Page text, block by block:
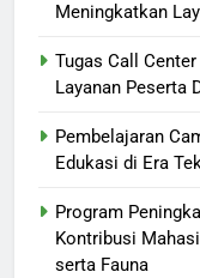
Meningkatkan
Tugas Call
Layanan Peserta
Pembelajaran
Edukasi di Era
Program
Kontribusi
serta Fauna